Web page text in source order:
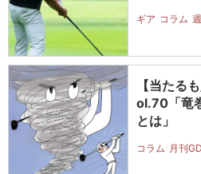
ギア コラム
【当たる
ol.70「竜
とは」
コラム 月刊GD